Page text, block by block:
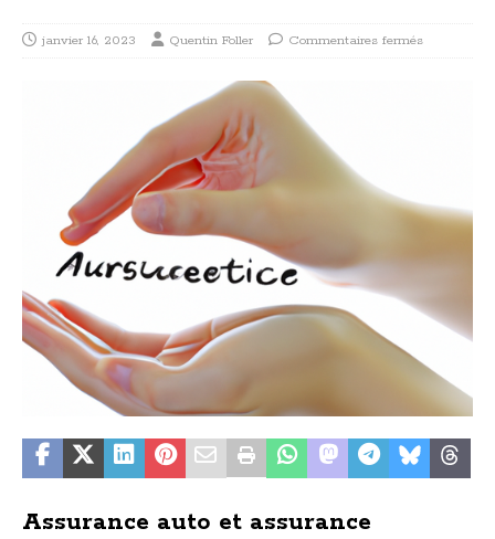
janvier 16, 2023 Quentin Foller Commentaires fermés
Assurance auto et assurance